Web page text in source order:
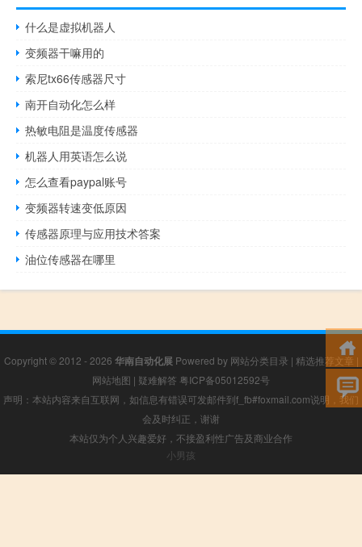
什么是虚拟机器人
变频器干嘛用的
索尼tx66传感器尺寸
南开自动化怎么样
热敏电阻是温度传感器
机器人用英语怎么说
怎么查看paypal账号
变频器转速变低原因
传感器原理与应用技术答案
油位传感器在哪里
Copyright © 2012 - 2026 华南自动化展Powered by 网站分类目录 | 精选推荐文章|
网站地图 | 疑难解答 粤ICP备05012592号
声明：本站内容来自互联网，如信息有错误可发邮件到f_fb#foxmail.com说明，我们
会及时纠正，谢谢
本站仅为个人兴趣爱好，不接盈利性广告及商业合作
小男孩